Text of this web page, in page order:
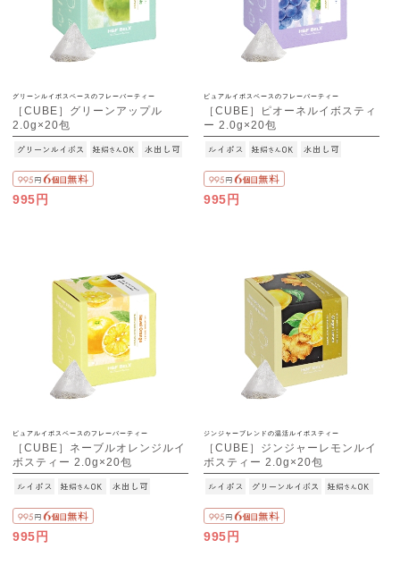
グリーンルイボスベースのフレーバーティー
［CUBE］グリーンアップル
2.0g×20包
995円
ピュアルイボスベースのフレーバーティー
［CUBE］ピオーネルイボスティ
ー 2.0g×20包
995円
ピュアルイボスベースのフレーバーティー
［CUBE］ネーブルオレンジルイ
ボスティー 2.0g×20包
995円
ジンジャーブレンドの温活ルイボスティー
［CUBE］ジンジャーレモンルイ
ボスティー 2.0g×20包
995円